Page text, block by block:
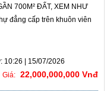
700M² ĐẤT, XEM NHƯ
đẳng cấp trên khuôn viên
10:26 | 15/07/2026
Giá: 22,000,000,000 Vnđ